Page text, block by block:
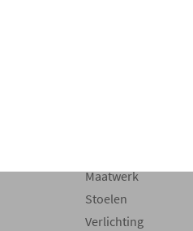
Maatwerk
Stoelen
Verlichting